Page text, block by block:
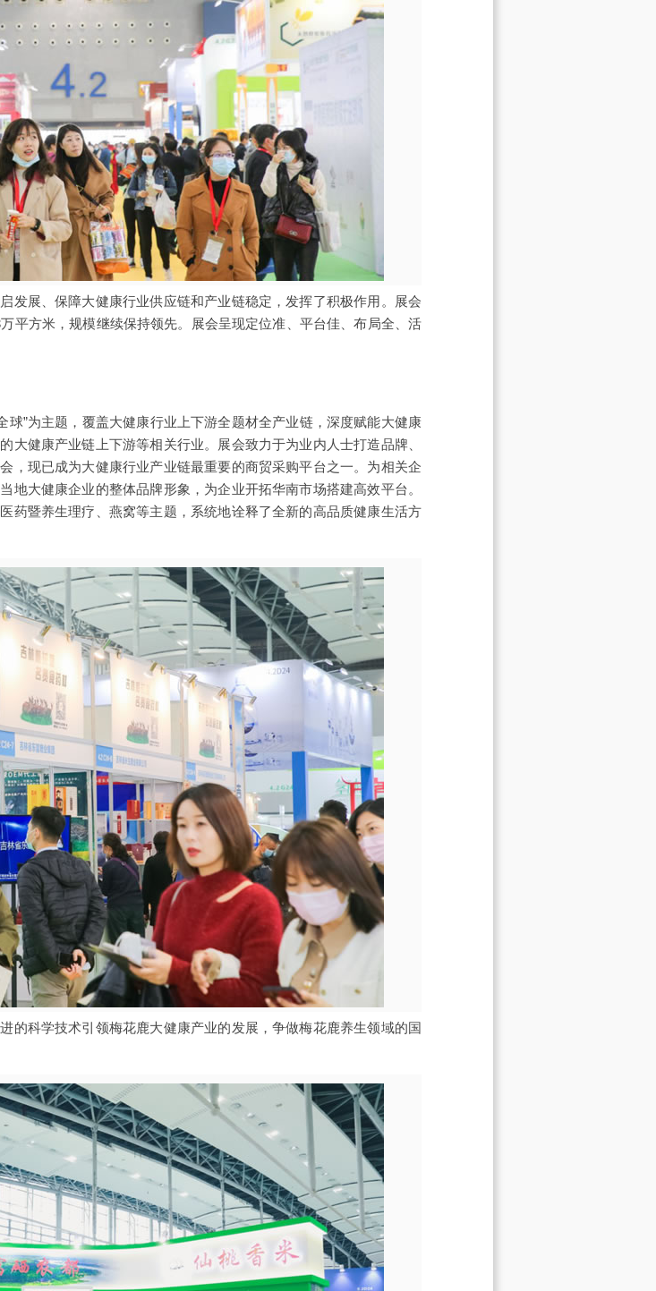
发展、保障大健康行业供应链和产业链稳定，发挥了积极作用。展会
平方米，规模继续保持领先。展会呈现定位准、平台佳、布局全、活
”为主题，覆盖大健康行业上下游全题材全产业链，深度赋能大健康
大健康产业链上下游等相关行业。展会致力于为业内人士打造品牌、
，现已成为大健康行业产业链最重要的商贸采购平台之一。为相关企
地大健康企业的整体品牌形象，为企业开拓华南市场搭建高效平台。
药暨养生理疗、燕窝等主题，系统地诠释了全新的高品质健康生活方
的科学技术引领梅花鹿大健康产业的发展，争做梅花鹿养生领域的国